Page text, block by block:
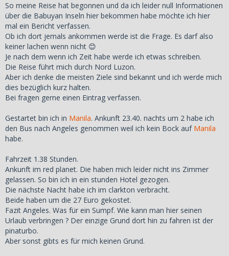
So meine Reise hat begonnen und da ich leider null Informationen
über die Babuyan Inseln hier bekommen habe möchte ich hier
mal ein Bericht verfassen.
Ob ich dort jemals ankommen werde ist die Frage. Es darf also
keiner lachen wenn nicht 😊
Je nach dem wenn ich Zeit habe werde ich etwas schreiben.
Die Reise führt mich durch Nord Luzon.
Aber ich denke die meisten Ziele sind bekannt und ich werde mich
dies bezüglich kurz halten.
Bei fragen gerne einen Eintrag verfassen.
Gestartet bin ich in Manila. Ankunft 23.40. nachts um 2 habe ich
den Bus nach Angeles genommen weil ich kein Bock auf Manila
habe.
Fahrzeit 1.38 Stunden.
Ankunft im red planet. Die haben mich leider nicht ins Zimmer
gelassen. So bin ich in ein stunden Hotel gezogen.
Die nächste Nacht habe ich im clarkton verbracht.
Beide haben um die 27 Euro gekostet.
Fazit Angeles. Was für ein Sumpf. Wie kann man hier seinen
Urlaub verbringen ? Der einzige Grund dort hin zu fahren ist der
pinaturbo.
Aber sonst gibts es für mich keinen Grund.